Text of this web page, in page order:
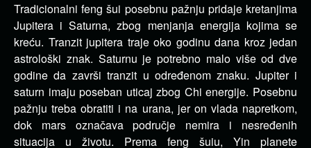
Tradicionalni feng šui posebnu pažnju pridaje kretanjima
Jupitera i Saturna, zbog menjanja energija kojima se
kreću. Tranzit jupitera traje oko godinu dana kroz jedan
astrološki znak. Saturnu je potrebno malo više od dve
godine da završi tranzit u određenom znaku. Jupiter i
saturn imaju poseban uticaj zbog Chi energije. Posebnu
pažnju treba obratiti i na urana, jer on vlada napretkom,
dok mars označava područje nemira i nesređenih
situacija u životu. Prema feng šuiu, Yin planete